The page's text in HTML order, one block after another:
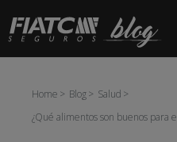
Saltar al contenido principal
Home Blog
Salud
¿Qué alimentos son buenos para